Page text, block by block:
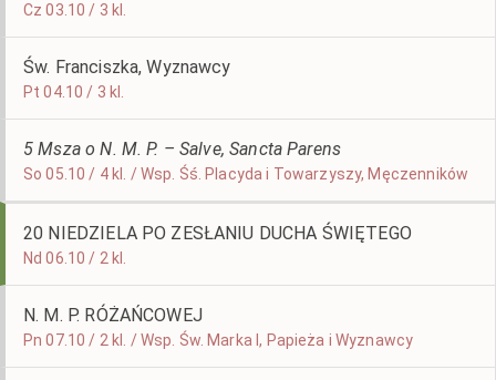
Cz 03.10 / 3 kl.
Św. Franciszka, Wyznawcy
Pt 04.10 / 3 kl.
5 Msza o N. M. P. – Salve, Sancta Parens
So 05.10 / 4 kl. / Wsp. Śś. Placyda i Towarzyszy, Męczenników
20 NIEDZIELA PO ZESŁANIU DUCHA ŚWIĘTEGO
Nd 06.10 / 2 kl.
N. M. P. RÓŻAŃCOWEJ
Pn 07.10 / 2 kl. / Wsp. Św. Marka I, Papieża i Wyznawcy